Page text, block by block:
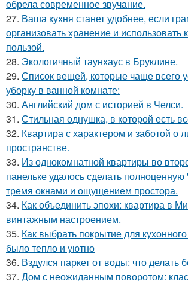
обрела современное звучание.
27. Ваша кухня станет удобнее, если
организовать хранение и использовать
пользой.
28. Экологичный таунхаус в Бруклине.
29. Список вещей, которые чаще всего
уборку в ванной комнате:
30. Английский дом с историей в Челси.
31. Стильная однушка, в которой есть
32. Квартира с характером и заботой о
пространстве.
33. Из однокомнатной квартиры во
панельке удалось сделать
тремя окнами и ощущением простора.
34. Как объединить эпохи: квартира в
винтажным настроением.
35. Как выбрать покрытие для
было тепло и уютно
36. Вздулся паркет от воды: что делать
37. Дом с неожиданным поворотом: